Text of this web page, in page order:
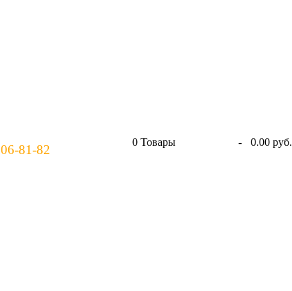
81-82
0 Товары -
0.00 руб.